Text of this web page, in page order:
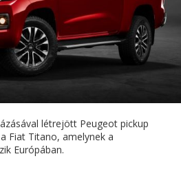
létrejött Peugeot pickup
Fiat Titano, amelynek a
Európában.